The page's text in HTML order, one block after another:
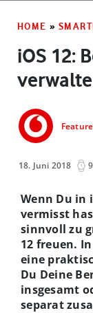
HOME »
iOS 12:
18. Juni 2018
Wenn Du in
vermisst
sinnvoll zu
12 freuen.
eine
Du Deine
insgesamt
separat